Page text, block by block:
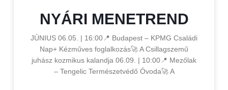
NYÁRI MENETREND
JÚNIUS 06.05. | 16:00📍 Budapest – KPMG Családi
Nap+ Kézműves foglalkozás🚀 A Csillagszemű
juhász kozmikus kalandja 06.09. | 10:00📍 Mezőlak
– Tengelic Természetvédő Óvoda🚀 A